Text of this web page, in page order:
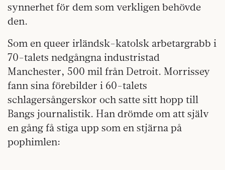
synnerhet för dem som verkligen behövde
den.
Som en queer irländsk-katolsk arbetargrabb i
70-talets nedgångna industristad
Manchester, 500 mil från Detroit. Morrissey
fann sina förebilder i 60-talets
schlagersångerskor och satte sitt hopp till
Bangs journalistik. Han drömde om att själv
en gång få stiga upp som en stjärna på
pophimlen: